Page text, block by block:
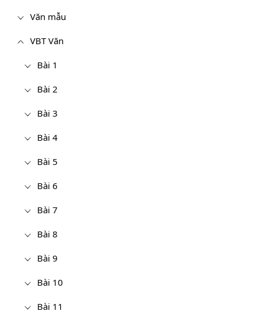
Văn mẫu
VBT Văn
Bài 1
Bài 2
Bài 3
Bài 4
Bài 5
Bài 6
Bài 7
Bài 8
Bài 9
Bài 10
Bài 11